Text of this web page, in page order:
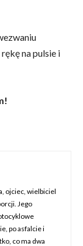
na pulsie i
ojciec, wielbiciel
Jego
po asfalcie i
co ma dwa